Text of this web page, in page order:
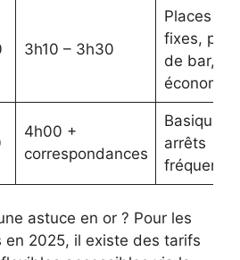
3h10 – 3h30
Places
fixes, pas
de bar,
4h00 +
correspondances
Basique,
arrêts
fréquents
astuce en or ? Pour les
en 2025, il existe des tarifs